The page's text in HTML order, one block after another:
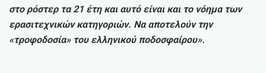
στο ρόστερ τα 21 έτη και αυτό είναι και το νόημα των
ερασιτεχνικών κατηγοριών. Να αποτελούν την
«τροφοδοσία» του ελληνικού ποδοσφαίρου».